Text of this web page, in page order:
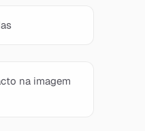
na imagem